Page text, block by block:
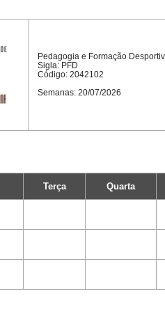
Pedagogia e Formação
Sigla: PFD
Código: 2042102
Semanas: 20/07/2026
Terça Quarta